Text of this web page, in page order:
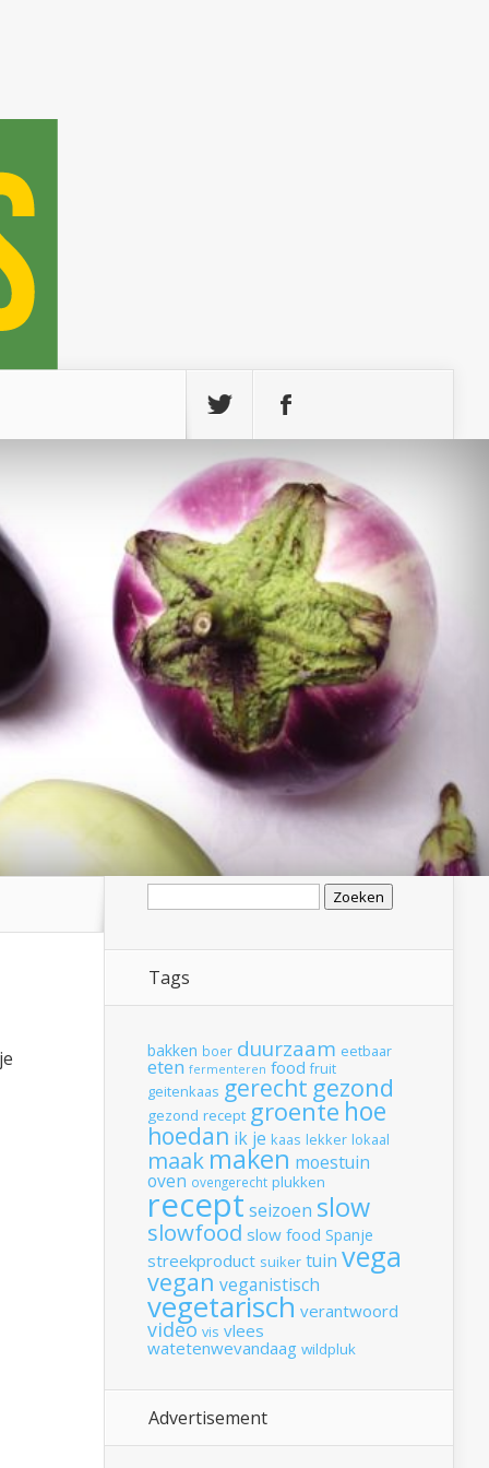
Zoeken
Tags
bakken boer duurzaam eetbaar
eten fermenteren food fruit
geitenkaas gerecht gezond
gezond recept groente hoe
hoedan ik je kaas lekker lokaal
maak maken moestuin
oven ovengerecht plukken
recept seizoen slow
slowfood slow food Spanje
streekproduct suiker tuin vega
vegan veganistisch
vegetarisch verantwoord
video vis vlees
watetenwevandaag wildpluk
Advertisement